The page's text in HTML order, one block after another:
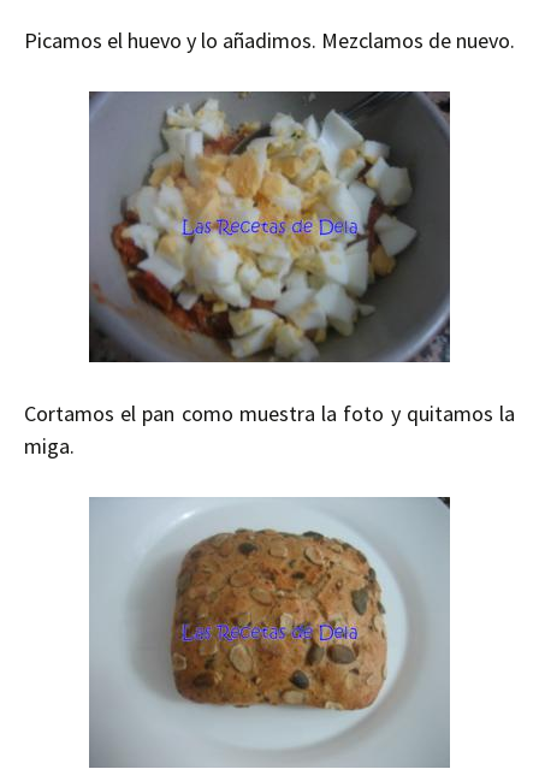
Picamos el huevo y lo añadimos. Mezclamos de nuevo.
Cortamos el pan como muestra la foto y quitamos la
miga.